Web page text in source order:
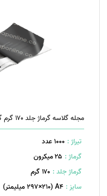
تیراژ : 1000 عدد
گرماژ : ۲۵ میکرون
گرماژ جلد : ۱۷۰ گرم
سایز : A۴ (۲۹۷×۲۱۰ میلیمتر)